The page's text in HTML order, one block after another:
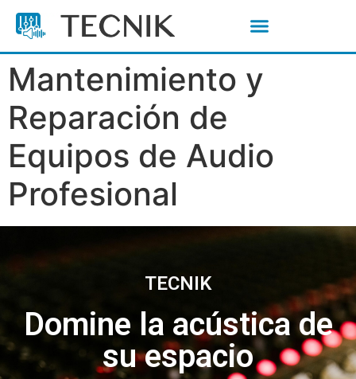
Mantenimiento y
Reparación de
Equipos de Audio
Profesional
TECNIK
Domine la acústica de
su espacio